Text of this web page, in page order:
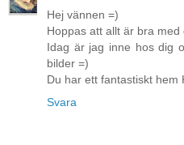
Hej vännen =)
Hoppas att allt är bra med
Idag är jag inne hos dig
bilder =)
Du har ett fantastiskt hem
Svara